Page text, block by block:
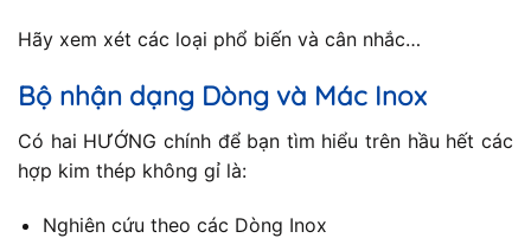
Hãy xem xét các loại phổ biến và cân nhắc…
Bộ nhận dạng Dòng và Mác Inox
Có hai HƯỚNG chính để bạn tìm hiểu trên hầu hết các
hợp kim thép không gỉ là:
Nghiên cứu theo các Dòng Inox